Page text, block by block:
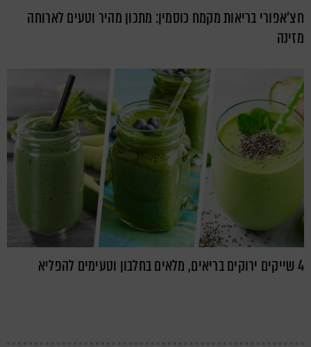
חצ'אפורי בריאות מקמח כוסמין: מתכון מהיר וטעים לארוחה
מזינה
4 שייקים ירוקים בריאים, מלאים בחלבון וטעימים להפליא